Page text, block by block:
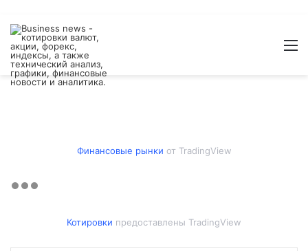
Финансовые рынки от TradingView
Котировки предоставлены TradingView